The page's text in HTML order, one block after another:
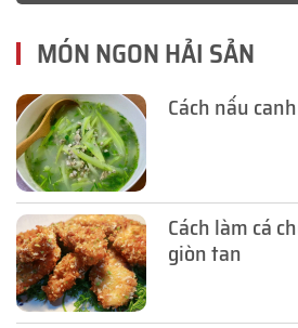
MÓN NGON HẢI SẢN
Cách nấu
Cách làm cá
giòn tan